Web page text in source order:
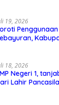
19, 2026
Penggunaan
18, 2026
Negeri 1,
Lahir